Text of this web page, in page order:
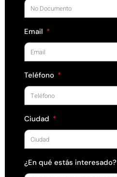
Email
Teléfono
Ciudad
¿En qué estás interesado?